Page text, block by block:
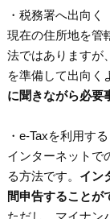
・税務署へ出向く
現在の住所地を管
法ではありますが
を準備して出向く
に聞きながら必要
・e-Taxを利用する
インターネットで
る方法です。 イン
間申告することが
ただし、マイナン